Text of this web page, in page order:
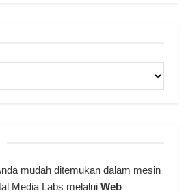
mudah ditemukan dalam mesin
Media Labs melalui Web